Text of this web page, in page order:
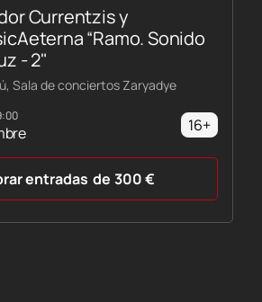
Currentzis y
“Ramo. Sonido
- 2"
Sala de conciertos Zaryadye
16+
entradas de 300€